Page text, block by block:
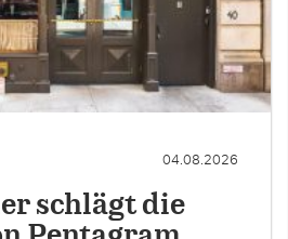
04.08.2026
schlägt die